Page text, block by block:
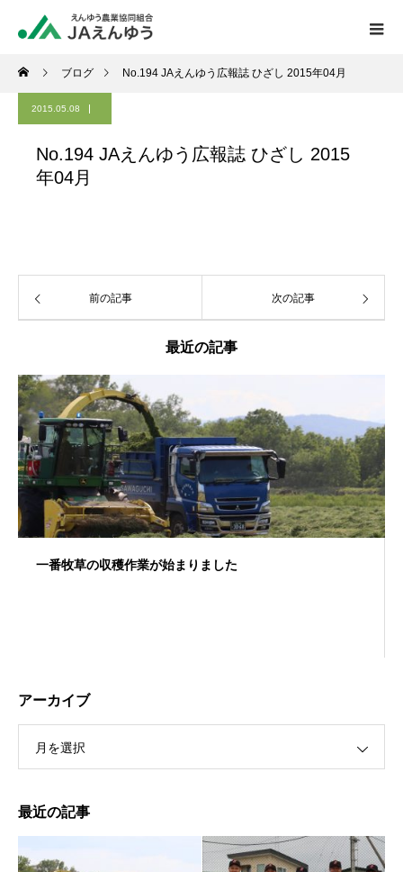
ブログ No.194 JAえんゆう広報誌 ひざし 2015年04月
2015.05.08
No.194 JAえんゆう広報誌 ひざし 2015
年04月
前の記事 次の記事
最近の記事
一番牧草の収穫作業が始まりました
３年ぶりの…JA野球大会１回戦突破！！
アーカイブ
月を選択
最近の記事